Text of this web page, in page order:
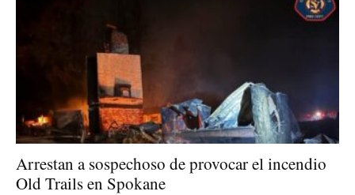
Arrestan a sospechoso de provocar el incendio
Old Trails en Spokane